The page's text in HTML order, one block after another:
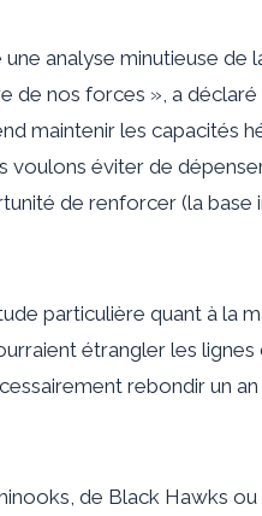
analyse minutieuse de
de nos forces », a déclaré
maintenir les capacités
voulons éviter de
de renforcer (la base
particulière quant à la
étrangler les
rebondir un
de Black Hawks ou